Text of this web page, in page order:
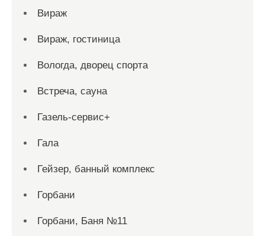
Вираж
Вираж, гостиница
Вологда, дворец спорта
Встреча, сауна
Газель-сервис+
Гала
Гейзер, банный комплекс
Горбани
Горбани, Баня №11